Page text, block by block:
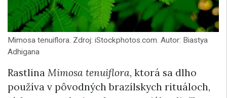
Mimosa tenuiflora. Zdroj: iStockphotos.com. Autor: Biastya
Adhigana
Rastlina Mimosa tenuiflora, ktorá sa dlho
používa v pôvodných brazílskych rituáloch,